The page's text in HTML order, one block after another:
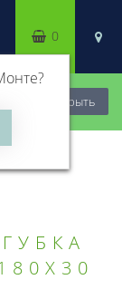
Закрыть
?
0